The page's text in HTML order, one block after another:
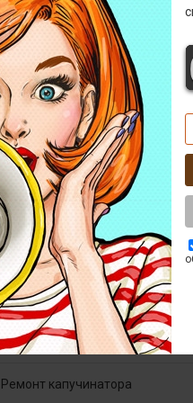
Декофенация
Диагностика
Замена микровыключателей
Замена тена
Комплексная профилактика
Ремонт капучинатора